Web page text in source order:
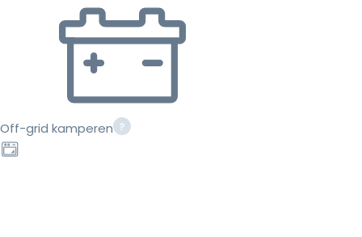
Off-grid kamperen